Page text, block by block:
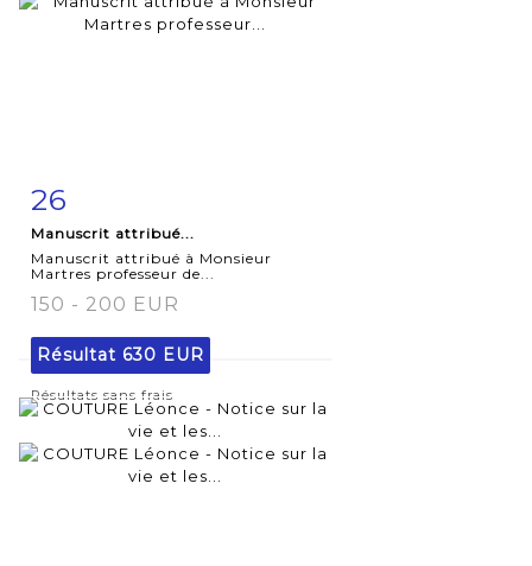
26
Manuscrit attribué...
Manuscrit attribué à Monsieur
Martres professeur de...
150 - 200 EUR
Résultat 630 EUR
Résultats sans frais